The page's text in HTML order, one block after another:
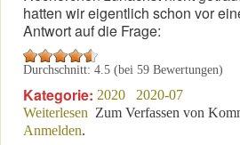
hatten wir eigentlich schon vor
Antwort auf die Frage:
Durchschnitt: 4.5 (bei 59 Bewertungen)
Kategorie: 2020
2020-07
Weiterlesen über F1 am Nürburgring:
Zum Verfassen von
Anmelden.